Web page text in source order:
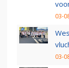
03-
03-